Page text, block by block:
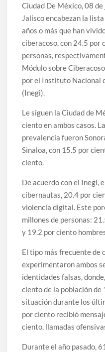
Ciudad De México, 08
Jalisco encabezan la
años o más que han
ciberacoso, con 24.5 por
personas,
Módulo sobre
por el Instituto Nacional
(Inegi).
Le siguen la Ciudad de
ciento en ambos casos.
prevalencia fueron
Sinaloa, con 15.5 por
ciento.
De acuerdo con el Inegi,
cibernautas, 20.4 por
violencia digital. Este
millones de personas:
y 19.2 por ciento
El tipo más frecuente de
experimentaron ambos
identidades falsas,
ciento de la población
situación durante los
por ciento recibió
ciento, llamadas
Durante el año pasado,